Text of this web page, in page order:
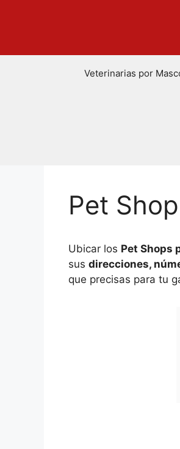
Veterinarias por
Pet
Ubicar los Pet Shops
sus direcciones,
que precisas para tu